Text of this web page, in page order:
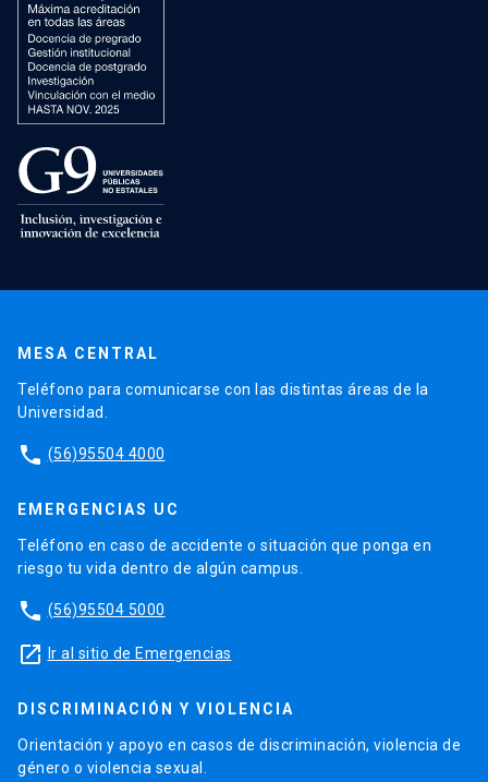
MESA CENTRAL
Teléfono para comunicarse con las distintas áreas de la
Universidad.
phone (56)95504 4000
EMERGENCIAS UC
Teléfono en caso de accidente o situación que ponga en
riesgo tu vida dentro de algún campus.
phone (56)95504 5000
launch Ir al sitio de Emergencias
DISCRIMINACIÓN Y VIOLENCIA
Orientación y apoyo en casos de discriminación, violencia de
género o violencia sexual.